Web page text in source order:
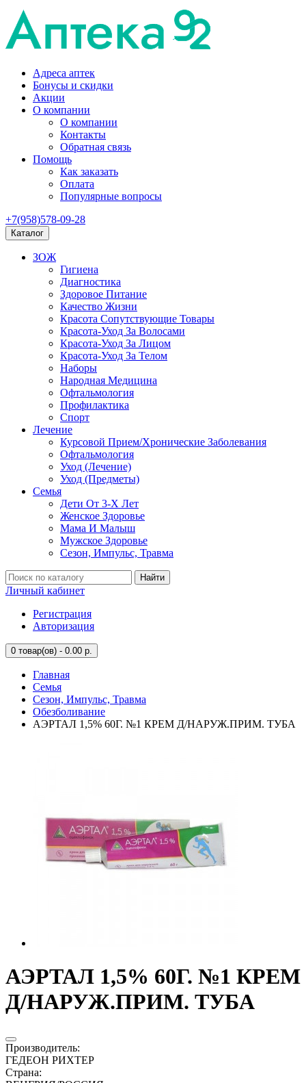
Адреса аптек
Бонусы и скидки
Акции
О компании
О компании
Контакты
Обратная связь
Помощь
Как заказать
Оплата
Популярные вопросы
+7(958)578-09-28
Каталог
ЗОЖ
Гигиена
Диагностика
Здоровое Питание
Качество Жизни
Красота Сопутствующие Товары
Красота-Уход За Волосами
Красота-Уход За Лицом
Красота-Уход За Телом
Наборы
Народная Медицина
Офтальмология
Профилактика
Спорт
Лечение
Курсовой Прием/Хронические Заболевания
Офтальмология
Уход (Лечение)
Уход (Предметы)
Семья
Дети От 3-Х Лет
Женское Здоровье
Мама И Малыш
Мужское Здоровье
Сезон, Импульс, Травма
Найти
Личный кабинет
Регистрация
Авторизация
0 товар(ов) - 0.00 р.
Главная
Семья
Сезон, Импульс, Травма
Обезболивание
АЭРТАЛ 1,5% 60Г. №1 КРЕМ Д/НАРУЖ.ПРИМ. ТУБА
АЭРТАЛ 1,5% 60Г. №1 КРЕМ
Д/НАРУЖ.ПРИМ. ТУБА
Производитель:
ГЕДЕОН РИХТЕР
Страна: